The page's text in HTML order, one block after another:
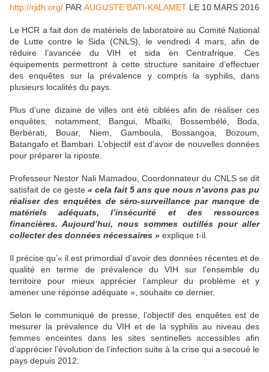
http://rjdh.org/ PAR AUGUSTE BATI-KALAMET LE 10 MARS 2016
Le HCR a fait don de matériels de laboratoire au Comité National
de Lutte contre le Sida (CNLS), le vendredi 4 mars, afin de
réduire l’avancée du VIH et sida en Centrafrique. Ces
équipements permettront à cette structure sanitaire d’effectuer
des enquêtes sur la prévalence y compris la syphilis, dans
plusieurs localités du pays.
Plus d’une dizaine de villes ont été ciblées afin de réaliser ces
enquêtes, notamment, Bangui, Mbaïki, Bossembélé, Boda,
Berbérati, Bouar, Niem, Gamboula, Bossangoa, Bozoum,
Batangafo et Bambari. L’objectif est d’avoir de nouvelles données
pour préparer la riposte.
Professeur Nestor Nali Mamadou, Coordonnateur du CNLS se dit
satisfait de ce geste « cela fait 5 ans que nous n’avons pas pu
réaliser des enquêtes de séro-surveillance par manque de
matériels adéquats, l’insécurité et des ressources
financières. Aujourd’hui, nous sommes outillés pour aller
collecter des données nécessaires » explique t-il.
Il précise qu’« il est primordial d’avoir des données récentes et de
qualité en terme de prévalence du VIH sur l’ensemble du
territoire pour mieux apprécier l’ampleur du problème et y
amener une réponse adéquate », souhaite ce dernier.
Selon le communiqué de presse, l’objectif des enquêtes est de
mesurer la prévalence du VIH et de la syphilis au niveau des
femmes enceintes dans les sites sentinelles accessibles afin
d’apprécier l’évolution de l’infection suite à la crise qui a secoué le
pays depuis 2012.